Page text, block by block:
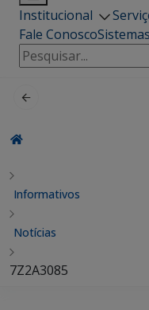
Institucional
Fale ConoscoSistemas
Pesquisar
por:
Informativos
Notícias
7Z2A3085